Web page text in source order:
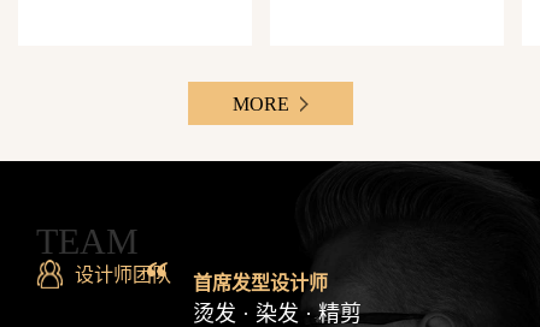
MORE
TEAM
设计师团队 首席发型设计师
烫发 · 染发 · 精剪